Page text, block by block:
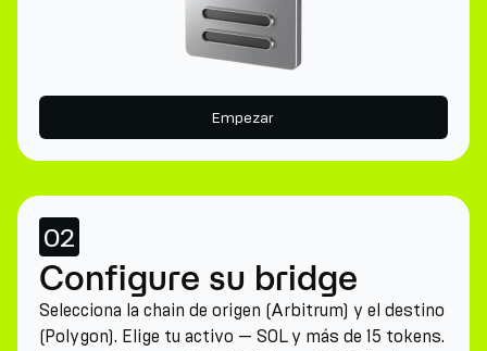
Empezar
02
Configure su bridge
Selecciona la chain de origen (Arbitrum) y el destino
(Polygon). Elige tu activo — SOL y más de 15 tokens.